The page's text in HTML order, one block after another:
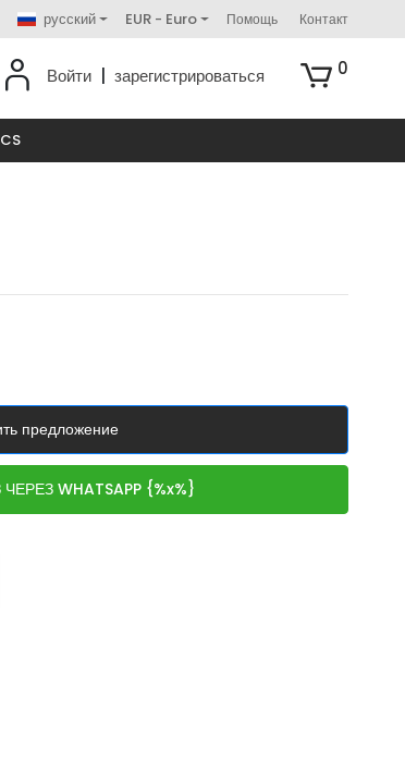
русский EUR - Euro Помощь Контакт
Войти зарегистрироваться 0
предложение
WHATSAPP {%x%}